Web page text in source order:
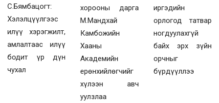
С.Бямбацогт:
Хэлэлцүүлгээс
илүү хэрэгжилт,
амлалтаас илүү
бодит үр дүн
чухал
хорооны дарга
М.Мандхай
Камбожийн
Хааны
Академийн
ерөнхийлөгчийг
хүлээн авч
уулзлаа
иргэдийн
орлогод татвар
ногдуулахгүй
байх эрх зүйн
орчныг
бүрдүүллээ